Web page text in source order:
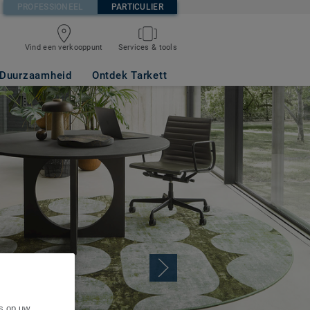
PROFESSIONEEL PARTICULIER
Vind een verkooppunt Services & tools
Duurzaamheid Ontdek Tarkett